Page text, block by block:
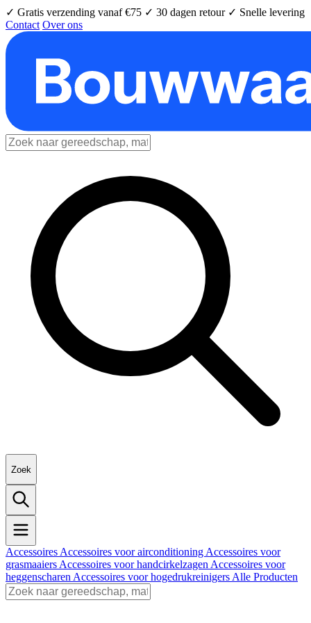
✓ Gratis verzending vanaf €75 ✓ 30 dagen retour ✓ Snelle levering
Contact Over ons
Zoek
Accessoires Accessoires voor airconditioning Accessoires voor
grasmaaiers Accessoires voor handcirkelzagen Accessoires voor
heggenscharen Accessoires voor hogedrukreinigers Alle Producten